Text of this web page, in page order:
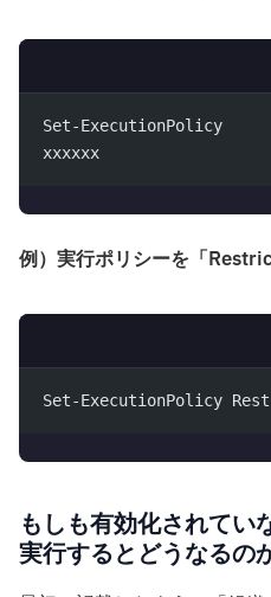
Set-ExecutionPolicy
xxxxxx
例）実行ポリシーを「
Set-ExecutionPolicy
もしも有効化されてい
実行するとどうなるの